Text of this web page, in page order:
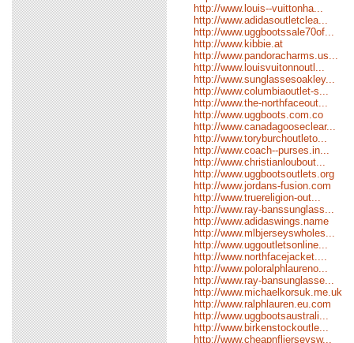
http://www.louis--vuittonha...
http://www.adidasoutletclea...
http://www.uggbootssale70of...
http://www.kibbie.at
http://www.pandoracharms.us...
http://www.louisvuitonnoutl...
http://www.sunglassesoakley...
http://www.columbiaoutlet-s...
http://www.the-northfaceout...
http://www.uggboots.com.co
http://www.canadagooseclear...
http://www.toryburchoutleto...
http://www.coach--purses.in...
http://www.christianloubout...
http://www.uggbootsoutlets.org
http://www.jordans-fusion.com
http://www.truereligion-out...
http://www.ray-banssunglass...
http://www.adidaswings.name
http://www.mlbjerseyswholes...
http://www.uggoutletsonline...
http://www.northfacejacket....
http://www.poloralphlaureno...
http://www.ray-bansunglasse...
http://www.michaelkorsuk.me.uk
http://www.ralphlauren.eu.com
http://www.uggbootsaustrali...
http://www.birkenstockoutle...
http://www.cheapnfljerseysw...